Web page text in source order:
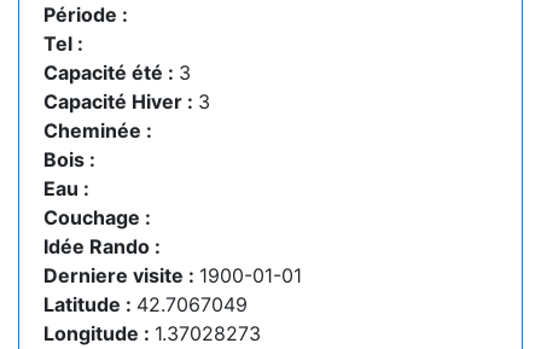
Période :
Tel :
Capacité été : 3
Capacité Hiver : 3
Cheminée :
Bois :
Eau :
Couchage :
Idée Rando :
Derniere visite : 1900-01-01
Latitude : 42.7067049
Longitude : 1.37028273